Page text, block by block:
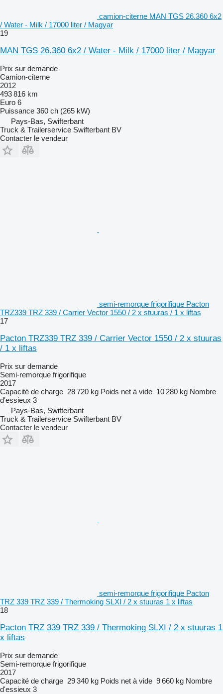
camion-citerne MAN TGS 26.360 6x2
/ Water - Milk / 17000 liter / Magyar
19
MAN TGS 26.360 6x2 / Water - Milk / 17000 liter / Magyar
Prix sur demande
Camion-citerne
2012
493 816 km
Euro 6
Puissance 360 ch (265 kW)
Pays-Bas, Swifterbant
Truck & Trailerservice Swifterbant BV
Contacter le vendeur
semi-remorque frigorifique Pacton
TRZ339 TRZ 339 / Carrier Vector 1550 / 2 x stuuras / 1 x liftas
17
Pacton TRZ339 TRZ 339 / Carrier Vector 1550 / 2 x stuuras
/ 1 x liftas
Prix sur demande
Semi-remorque frigorifique
2017
Capacité de charge 28 720 kg Poids net à vide 10 280 kg Nombre
d'essieux 3
Pays-Bas, Swifterbant
Truck & Trailerservice Swifterbant BV
Contacter le vendeur
semi-remorque frigorifique Pacton
TRZ 339 TRZ 339 / Thermoking SLXI / 2 x stuuras 1 x liftas
18
Pacton TRZ 339 TRZ 339 / Thermoking SLXI / 2 x stuuras 1
x liftas
Prix sur demande
Semi-remorque frigorifique
2017
Capacité de charge 29 340 kg Poids net à vide 9 660 kg Nombre
d'essieux 3